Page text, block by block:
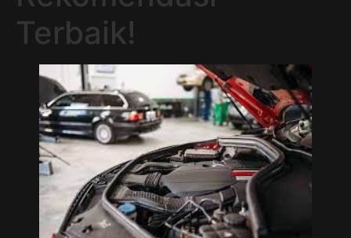
Terbaik!